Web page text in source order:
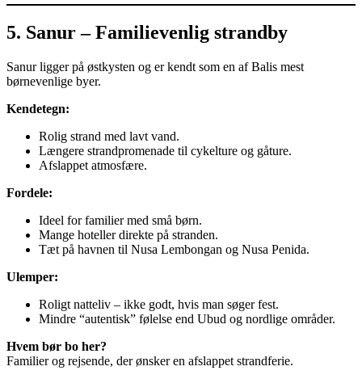
5. Sanur – Familievenlig strandby
Sanur ligger på østkysten og er kendt som en af Balis mest
børnevenlige byer.
Kendetegn:
Rolig strand med lavt vand.
Længere strandpromenade til cykelture og gåture.
Afslappet atmosfære.
Fordele:
Ideel for familier med små børn.
Mange hoteller direkte på stranden.
Tæt på havnen til Nusa Lembongan og Nusa Penida.
Ulemper:
Roligt natteliv – ikke godt, hvis man søger fest.
Mindre “autentisk” følelse end Ubud og nordlige områder.
Hvem bør bo her?
Familier og rejsende, der ønsker en afslappet strandferie.